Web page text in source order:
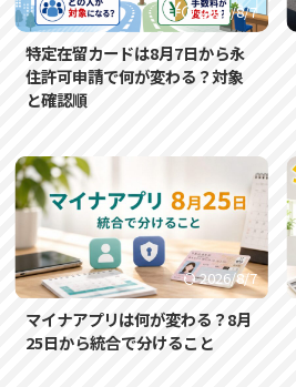
2026/8/7
特定在留カードは8月7日から永
住許可申請で何が変わる？対象
と確認順
2026/8/7
マイナアプリは何が変わる？8月
25日から統合で分けること